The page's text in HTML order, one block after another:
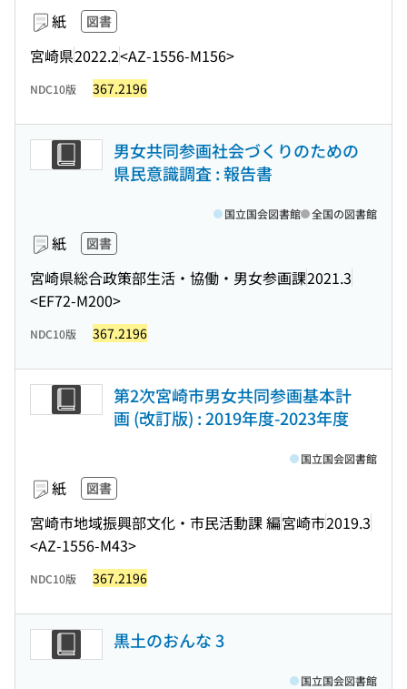
紙 図書
宮崎県2022.2<AZ-1556-M156>
NDC10版 367.2196
男女共同参画社会づくりのための
県民意識調査 : 報告書
紙 図書
宮崎県総合政策部生活・協働・男女参画課2021.3
<EF72-M200>
国立国会図書館 全国の図書館
NDC10版 367.2196
第2次宮崎市男女共同参画基本計
画 (改訂版) : 2019年度-2023年度
紙 図書
宮崎市地域振興部文化・市民活動課 編宮崎市2019.3
<AZ-1556-M43>
国立国会図書館
NDC10版 367.2196
黒土のおんな 3
国立国会図書館